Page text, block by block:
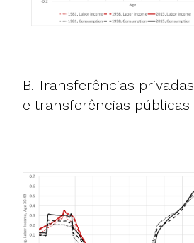
B. Transferências privadas
e transferências públicas